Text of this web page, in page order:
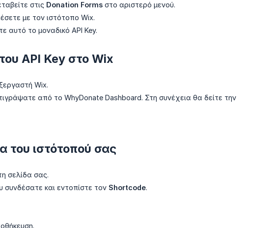
στις Donation Forms στο αριστερό μενού.
με τον ιστότοπο Wix.
αυτό το μοναδικό API Key.
API Key στο Wix
Wix.
από το WhyDonate Dashboard. Στη συνέχεια θα δείτε την
του ιστότοπού σας
σελίδα σας.
συνδέσατε και εντοπίστε τον Shortcode.